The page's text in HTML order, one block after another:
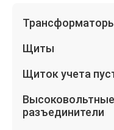
Щиты
Щиток учета
Высоковольтные
разъединители